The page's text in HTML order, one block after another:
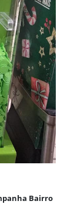
Bairro